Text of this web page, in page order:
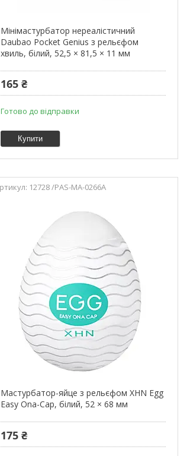
Мінімастурбатор нереалістичний
Daubao Pocket Genius з рельєфом
хвиль, білий, 52,5 × 81,5 × 11 мм
165 ₴
Готово до відправки
Купити
12728 /PAS-MA-0266A
Мастурбатор-яйце з рельєфом XHN Egg
Easy Ona-Cap, білий, 52 × 68 мм
175 ₴